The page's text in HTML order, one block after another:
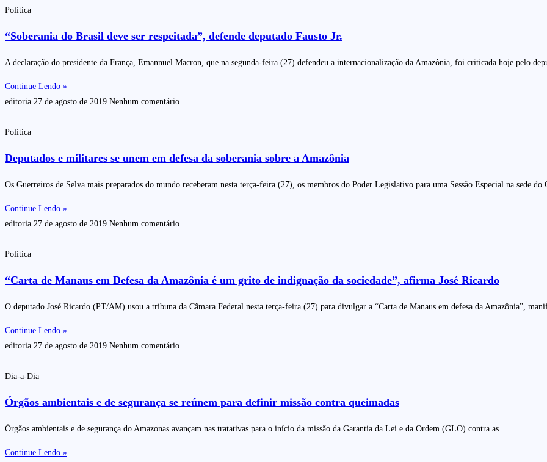
Política
“Soberania do Brasil deve ser respeitada”, defende deputado Fausto Jr.
A declaração do presidente da França, Emannuel Macron, que na segunda-feira (27) defendeu a internacionalização da Amazônia, foi criticada hoje pelo
Continue Lendo »
editoria 27 de agosto de 2019 Nenhum comentário
Política
Deputados e militares se unem em defesa da soberania sobre a Amazônia
Os Guerreiros de Selva mais preparados do mundo receberam nesta terça-feira (27), os membros do Poder Legislativo para uma Sessão Especial na sede do
Continue Lendo »
editoria 27 de agosto de 2019 Nenhum comentário
Política
“Carta de Manaus em Defesa da Amazônia é um grito de indignação da sociedade”, afirma José Ricardo
O deputado José Ricardo (PT/AM) usou a tribuna da Câmara Federal nesta terça-feira (27) para divulgar a “Carta de Manaus em defesa da Amazônia”,
Continue Lendo »
editoria 27 de agosto de 2019 Nenhum comentário
Dia-a-Dia
Órgãos ambientais e de segurança se reúnem para definir missão contra queimadas
Órgãos ambientais e de segurança do Amazonas avançam nas tratativas para o início da missão da Garantia da Lei e da Ordem (GLO) contra as
Continue Lendo »